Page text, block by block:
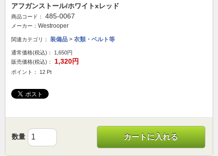
アフガンストール/ホワイトxレッド
商品コード： 485-0067
メーカー： Westrooper
関連カテゴリ： 装備品 > 衣類・ベルト等
通常価格(税込)：
1,650円
販売価格(税込)：
1,320円
ポイント： 12 Pt
数量 カートに入れる